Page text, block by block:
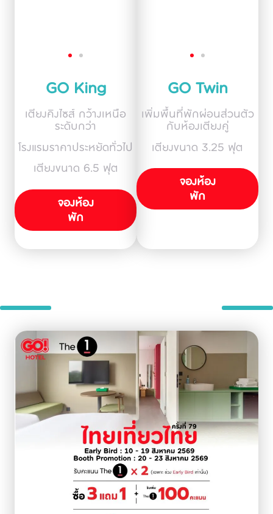
GO King
เตียงคิงไซส์ กว้างเหนือ
ระดับกว่า
โรงแรมราคาประหยัดทั่วไป
เตียงขนาด 6.5 ฟุต
จองห้อง
พัก
GO Twin
เพิ่มพื้นที่พักผ่อนส่วนตัว
กับห้องเตียงคู่
เตียงขนาด 3.25 ฟุต
จองห้อง
พัก